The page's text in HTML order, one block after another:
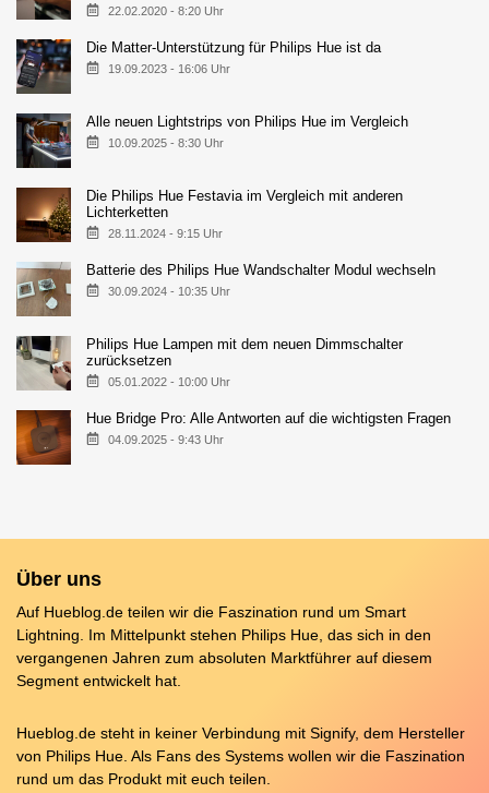
22.02.2020 - 8:20 Uhr
Die Matter-Unterstützung für Philips Hue ist da
19.09.2023 - 16:06 Uhr
Alle neuen Lightstrips von Philips Hue im Vergleich
10.09.2025 - 8:30 Uhr
Die Philips Hue Festavia im Vergleich mit anderen
Lichterketten
28.11.2024 - 9:15 Uhr
Batterie des Philips Hue Wandschalter Modul wechseln
30.09.2024 - 10:35 Uhr
Philips Hue Lampen mit dem neuen Dimmschalter
zurücksetzen
05.01.2022 - 10:00 Uhr
Hue Bridge Pro: Alle Antworten auf die wichtigsten Fragen
04.09.2025 - 9:43 Uhr
Über uns
Auf Hueblog.de teilen wir die Faszination rund um Smart
Lightning. Im Mittelpunkt stehen Philips Hue, das sich in den
vergangenen Jahren zum absoluten Marktführer auf diesem
Segment entwickelt hat.
Hueblog.de steht in keiner Verbindung mit Signify, dem Hersteller
von Philips Hue. Als Fans des Systems wollen wir die Faszination
rund um das Produkt mit euch teilen.